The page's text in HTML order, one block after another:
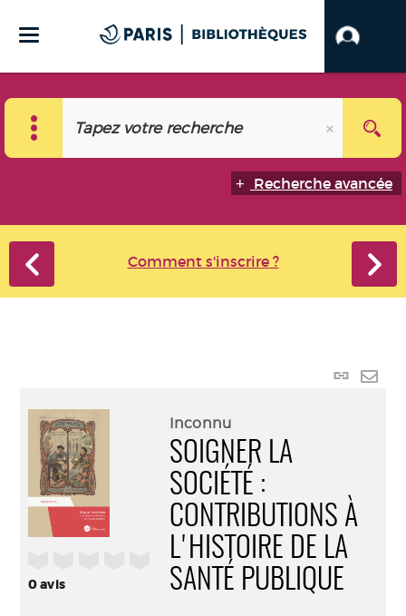
Recherche avancée
Comment s'inscrire ?
Lien
0avis
Inconnu
SOIGNER LA
SOCIÉTÉ :
CONTRIBUTIONS À
L'HISTOIRE DE LA
SANTÉ PUBLIQUE